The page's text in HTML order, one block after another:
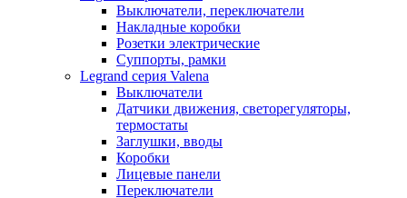
Выключатели, переключатели
Накладные коробки
Розетки электрические
Суппорты, рамки
Legrand серия Valena
Выключатели
Датчики движения, светорегуляторы,
термостаты
Заглушки, вводы
Коробки
Лицевые панели
Переключатели